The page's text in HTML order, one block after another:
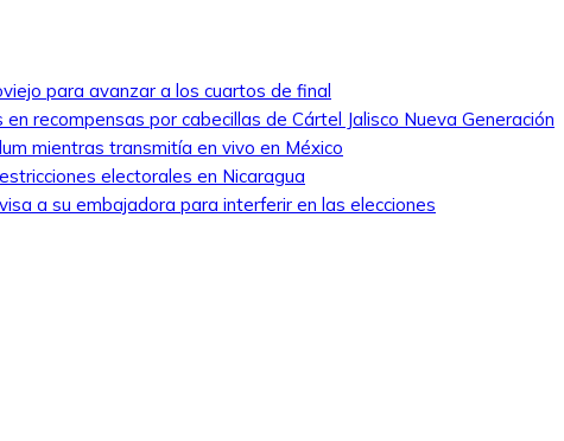
para avanzar a los cuartos de final
recompensas por cabecillas de Cártel Jalisco Nueva Generación
mientras transmitía en vivo en México
electorales en Nicaragua
a su embajadora para interferir en las elecciones